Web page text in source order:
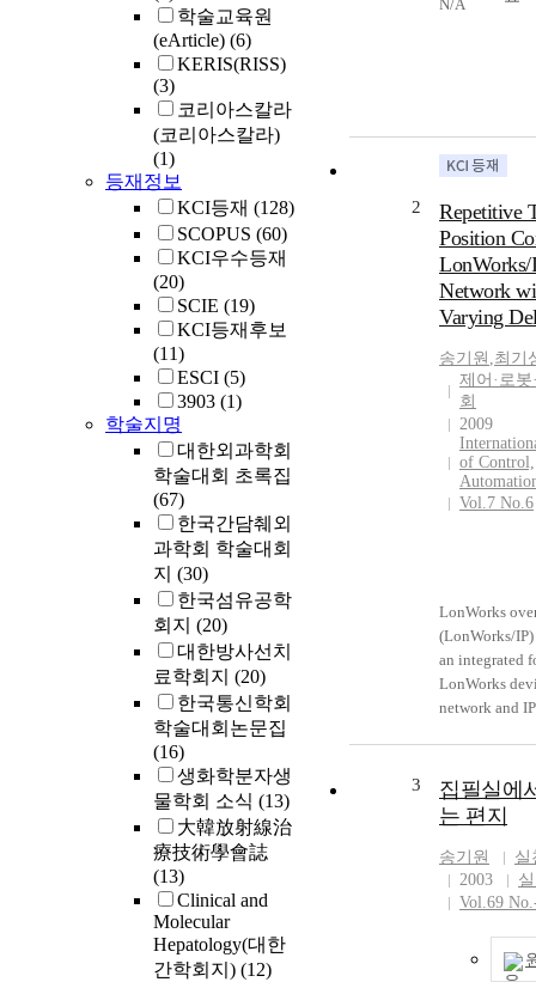
학술교육원
(eArticle) (6)
KERIS(RISS)
(3)
코리아스칼라
(코리아스칼라)
(1)
등재정보
KCI등재 (128)
SCOPUS (60)
KCI우수등재
(20)
SCIE (19)
KCI등재후보
(11)
ESCI (5)
3903 (1)
학술지명
대한외과학회
학술대회 초록집
(67)
한국간담췌외
과학회 학술대회
지 (30)
한국섬유공학
회지 (20)
대한방사선치
료학회지 (20)
한국통신학회
학술대회논문집
(16)
생화학분자생
물학회 소식 (13)
大韓放射線治
療技術學會誌
(13)
Clinical and
Molecular
Hepatology(대한
간학회지) (12)
N/A
2
Repetitive
Position
LonWorks/
Network
Varying
송기원 ,최기
제어·로
회
2009
of Control,
Vol.7 No.6
LonWorks
(LonWorks/
an integrated
LonWorks
network and
ubiquitous
information
factory floor
time
can be made
Timely
on the factory
3
집필실에
는 편지
송기원
실
2003
Vol.69